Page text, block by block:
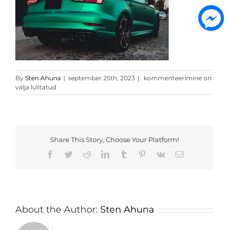
By Sten Ahuna | september 25th, 2023 |
Satiin
kleebis
kommenteerimine on
välja lülitatud
Share This Story, Choose Your Platform!
Facebook
TwitterRedditLinkedInTumblr Pinterest
Vk Email
About the Author: Sten Ahuna